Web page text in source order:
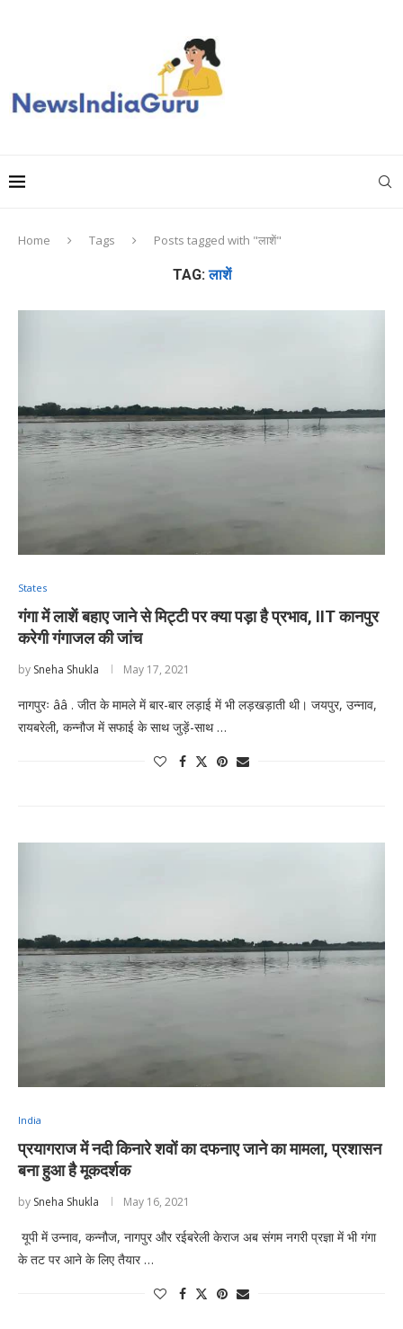
Home Tags Posts tagged with "लाशें"
TAG:लाशें
States
गंगा में लाशें बहाए जाने से मिट्टी पर क्या पड़ा है प्रभाव, IIT कानपुर
करेगी गंगाजल की जांच
by Sneha Shukla May 17, 2021
नागपुरः ââ . जीत के मामले में बार-बार लड़ाई में भी लड़खड़ाती थी। जयपुर, उन्नाव,
रायबरेली, कन्नौज में सफाई के साथ जुड़ें-साथ …
India
प्रयागराज में नदी किनारे शवों का दफनाए जाने का मामला, प्रशासन
बना हुआ है मूकदर्शक
by Sneha Shukla May 16, 2021
यूपी में उन्नाव, कन्नौज, नागपुर और रईबरेली केराज अब संगम नगरी प्रज्ञा में भी गंगा
के तट पर आने के लिए तैयार …